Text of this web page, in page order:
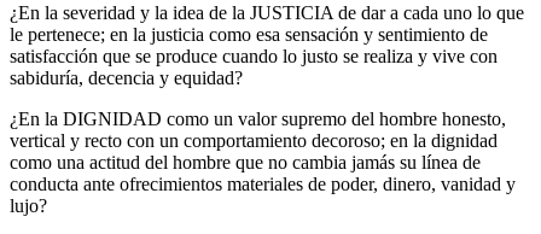
¿En la severidad y la idea de la JUSTICIA de dar a cada uno lo que
le pertenece; en la justicia como esa sensación y sentimiento de
satisfacción que se produce cuando lo justo se realiza y vive con
sabiduría, decencia y equidad?
¿En la DIGNIDAD como un valor supremo del hombre honesto,
vertical y recto con un comportamiento decoroso; en la dignidad
como una actitud del hombre que no cambia jamás su línea de
conducta ante ofrecimientos materiales de poder, dinero, vanidad y
lujo?